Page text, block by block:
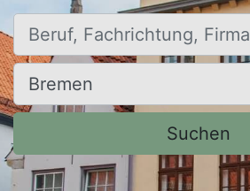
Beruf, Fachrichtung, Firma
Ort, Stadt
Suchen